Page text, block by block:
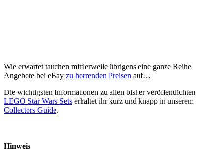
Wie erwartet tauchen mittlerweile übrigens eine ganze Reihe
Angebote bei eBay zu horrenden Preisen auf…
Die wichtigsten Informationen zu allen bisher veröffentlichten
LEGO Star Wars Sets erhaltet ihr kurz und knapp in unserem
Collectors Guide.
Hinweis